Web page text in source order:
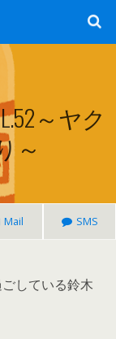
～ヤク
～
Mail SMS
している鈴木